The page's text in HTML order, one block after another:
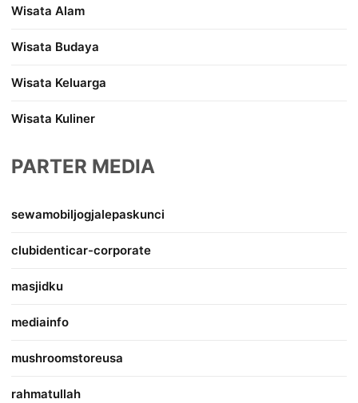
Wisata Alam
Wisata Budaya
Wisata Keluarga
Wisata Kuliner
PARTER MEDIA
sewamobiljogjalepaskunci
clubidenticar-corporate
masjidku
mediainfo
mushroomstoreusa
rahmatullah